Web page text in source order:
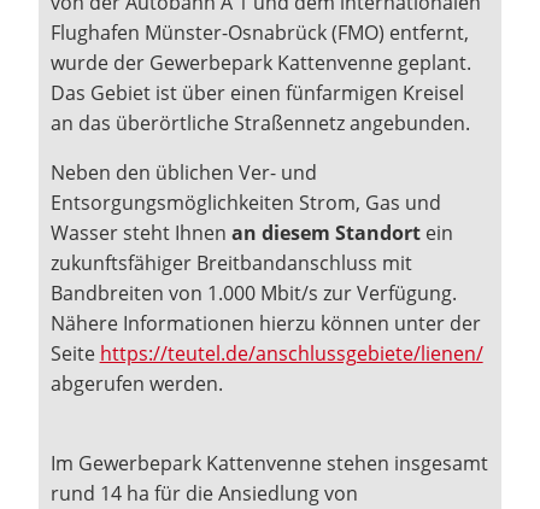
Flughafen Münster-Osnabrück (FMO) entfernt,
wurde der Gewerbepark Kattenvenne geplant.
Das Gebiet ist über einen fünfarmigen Kreisel
an das überörtliche Straßennetz angebunden.
Neben den üblichen Ver- und
Entsorgungsmöglichkeiten Strom, Gas und
Wasser steht Ihnen an diesem Standortein
zukunftsfähiger Breitbandanschluss mit
Bandbreiten von 1.000 Mbit/s zur Verfügung.
Nähere Informationen hierzu können unter der
Seite https://teutel.de/anschlussgebiete/lienen/
abgerufen werden.
Im Gewerbepark Kattenvenne stehen insgesamt
rund 14 ha für die Ansiedlung von